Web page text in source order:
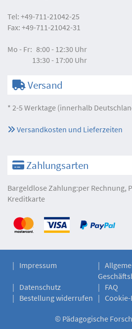
Tel: +49-711-21042-25
Fax: +49-711-21042-31
Mo - Fr: 8:00 - 12:30 Uhr
13:30 - 17:00 Uhr
Versand
* 2-5 Werktage (innerhalb
Versandkosten und Lieferzeiten
Zahlungsarten
Bargeldlose Zahlung:per Rechnung,
Kreditkarte
Impressum
Datenschutz
FAQ
Bestellung widerrufen
© Pädagogische